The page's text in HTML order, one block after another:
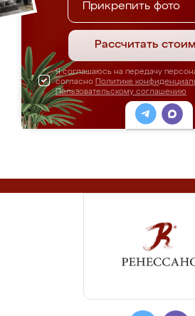
Прикрепить фото
Рассчитать
Я соглашаюсь на передачу
согласно Политике
Пользовательскому соглашению